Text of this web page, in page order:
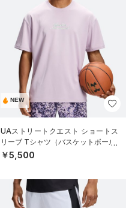
NEW
UAストリートクエスト ショートス
リーブ Tシャツ（バスケットボール/
MEN）
￥5,500